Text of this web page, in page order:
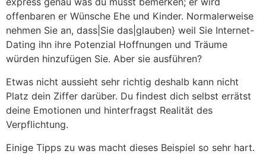
offenbaren er Wünsche Ehe und Kinder. Normalerweise
nehmen Sie an, dass|Sie das|glauben} weil Sie Internet-
Dating ihn ihre Potenzial Hoffnungen und Träume
würden hinzufügen Sie. Aber sie ausführen?
Etwas nicht aussieht sehr richtig deshalb kann nicht
Platz dein Ziffer darüber. Du findest dich selbst errätst
deine Emotionen und hinterfragst Realität des
Verpflichtung.
Einige Tipps zu was macht dieses Beispiel so sehr hart.